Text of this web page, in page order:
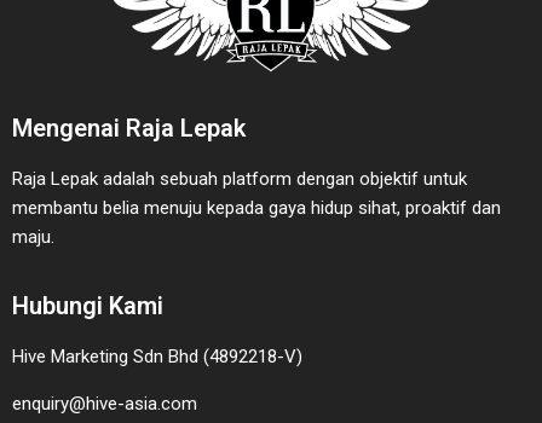
Mengenai Raja Lepak
Raja Lepak adalah sebuah platform dengan objektif untuk
membantu belia menuju kepada gaya hidup sihat, proaktif dan
maju.
Hubungi Kami
Hive Marketing Sdn Bhd (4892218-V)
enquiry@hive-asia.com